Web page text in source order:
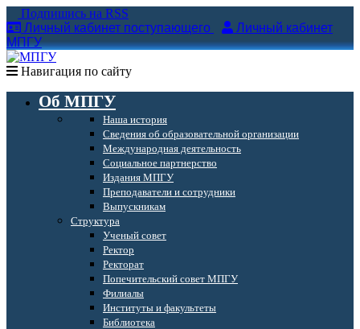
Подпишись на RSS
Личный кабинет поступающего
Личный кабинет
МПГУ
Навигация по сайту
Об МПГУ
Наша история
Сведения об образовательной организации
Международная деятельность
Социальное партнерство
Издания МПГУ
Преподаватели и сотрудники
Выпускникам
Структура
Ученый совет
Ректор
Ректорат
Попечительский совет МПГУ
Филиалы
Институты и факультеты
Библиотека